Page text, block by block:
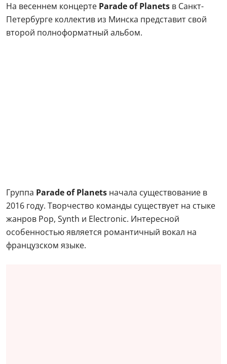
На весеннем концерте Parade оf Planets в Санкт-
Петербурге коллектив из Минска представит свой
второй полноформатный альбом.
Группа Parade оf Planets начала существование в
2016 году. Творчество команды существует на стыке
жанров Pop, Synth и Electronic. Интересной
особенностью является романтичный вокал на
французском языке.